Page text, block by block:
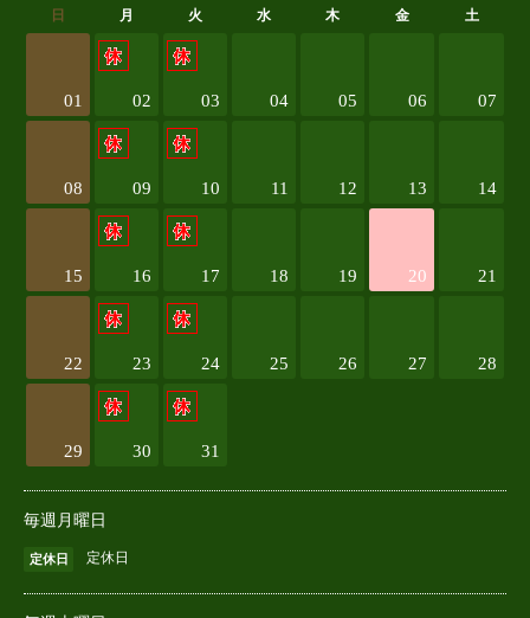
日 月 火 水 木 金 土
01 02 03 04 05 06 07
08 09 10 11 12 13 14
15 16 17 18 19 20 21
22 23 24 25 26 27 28
29 30 31
毎週月曜日
定休日 定休日